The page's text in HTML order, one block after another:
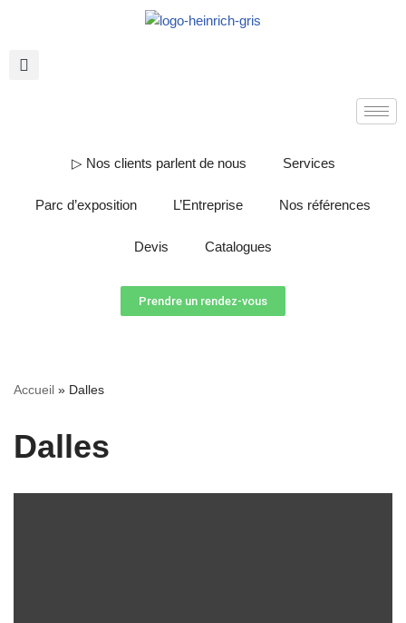
au
▷ Nos clients parlent de nous Services
Parc d’exposition L’Entreprise Nos références
Devis Catalogues
Prendre un rendez-vous
Accueil » Dalles
Dalles